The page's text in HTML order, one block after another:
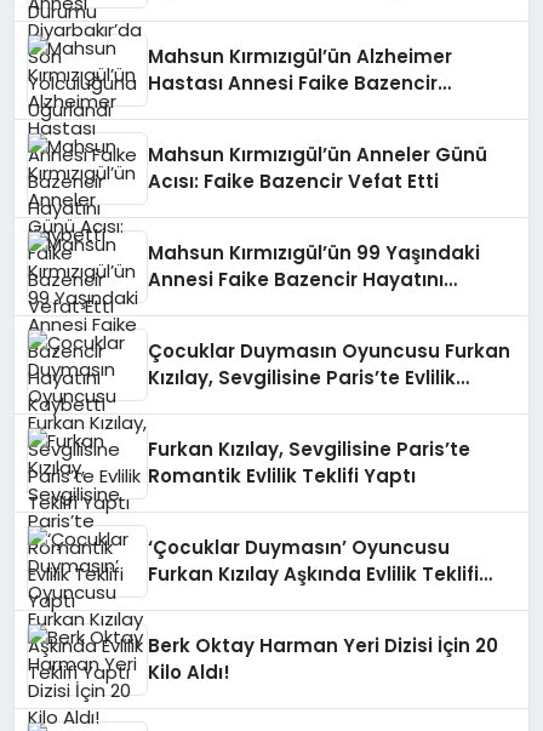
Mahsun Kırmızıgül’ün Alzheimer
Hastası Annesi Faike Bazencir
Mahsun Kırmızıgül’ün Anneler Günü
Acısı: Faike Bazencir Vefat Etti
Mahsun Kırmızıgül’ün 99 Yaşındaki
Annesi Faike Bazencir Hayatını
Çocuklar Duymasın Oyuncusu Furkan
Kızılay, Sevgilisine Paris’te Evlilik
Furkan Kızılay, Sevgilisine Paris’te
Romantik Evlilik Teklifi Yaptı
‘Çocuklar Duymasın’ Oyuncusu
Furkan Kızılay Aşkında Evlilik Teklifi
Berk Oktay Harman Yeri Dizisi İçin 20
Kilo Aldı!